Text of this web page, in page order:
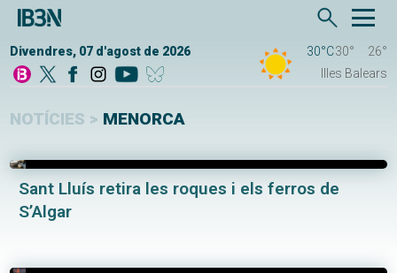
Divendres, 07 d'agost de 2026 30°C30°
26°
Illes Balears
NOTÍCIES > MENORCA
Sant Lluís retira les roques i els ferros de
S’Algar